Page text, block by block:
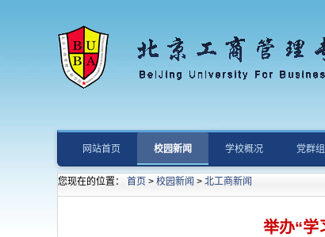
网站首页 校园新闻 学校概况 党群
您现在的位置： 首页 > 校园新闻 > 北工商新闻
举办“学